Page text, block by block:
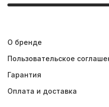
О бренде
Пользовательское
Гарантия
Оплата и доставка